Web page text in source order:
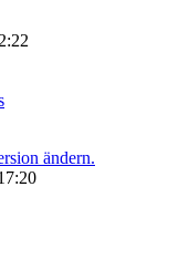
ändern.